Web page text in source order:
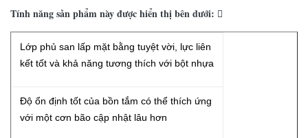
Tính năng sản phẩm này được hiển thị bên dưới: 
Lớp phủ san lấp mặt bằng tuyệt vời, lực liên
kết tốt và khả năng tương thích với bột nhựa
Độ ổn định tốt của bồn tắm có thể thích ứng
với một cơn bão cập nhật lâu hơn